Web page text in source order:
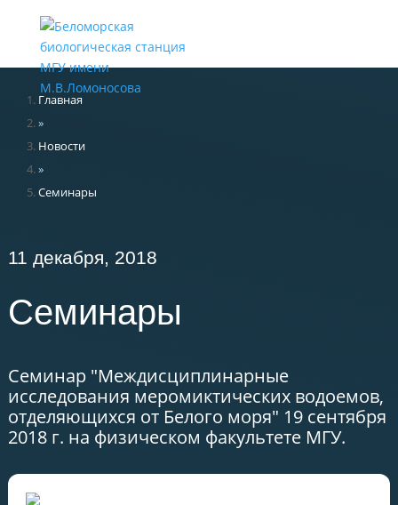
Главная
»
Новости
»
Семинары
11 декабря, 2018
Семинары
Семинар "Междисциплинарные
исследования меромиктических водоемов,
отделяющихся от Белого моря" 19 сентября
2018 г. на физическом факультете МГУ.